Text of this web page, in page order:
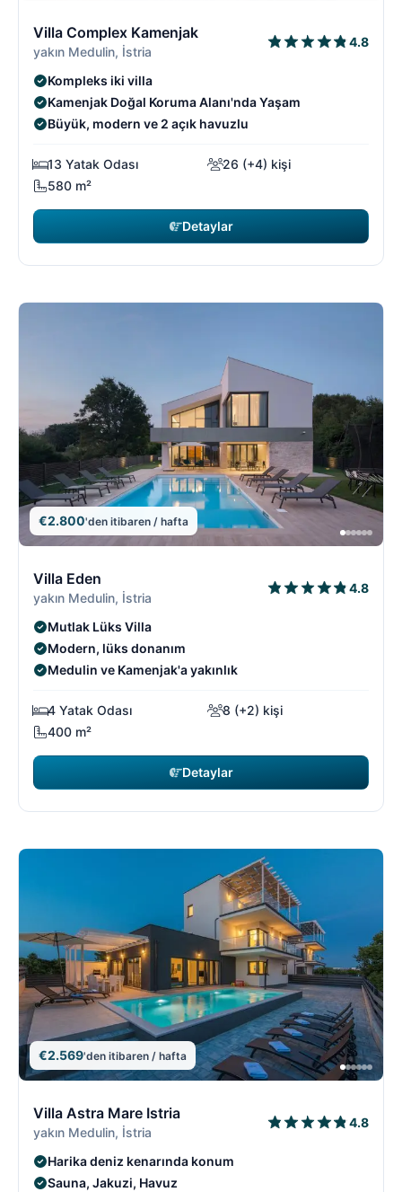
Villa Complex Kamenjak
yakın Medulin, İstria
4.8
Kompleks iki villa
Kamenjak Doğal Koruma Alanı'nda Yaşam
Büyük, modern ve 2 açık havuzlu
13 Yatak Odası
26 (+4) kişi
580 m²
Detaylar
€2.800'den itibaren / hafta
Villa Eden
yakın Medulin, İstria
4.8
Mutlak Lüks Villa
Modern, lüks donanım
Medulin ve Kamenjak'a yakınlık
4 Yatak Odası
8 (+2) kişi
400 m²
Detaylar
€2.569'den itibaren / hafta
Villa Astra Mare Istria
yakın Medulin, İstria
4.8
Harika deniz kenarında konum
Sauna, Jakuzi, Havuz